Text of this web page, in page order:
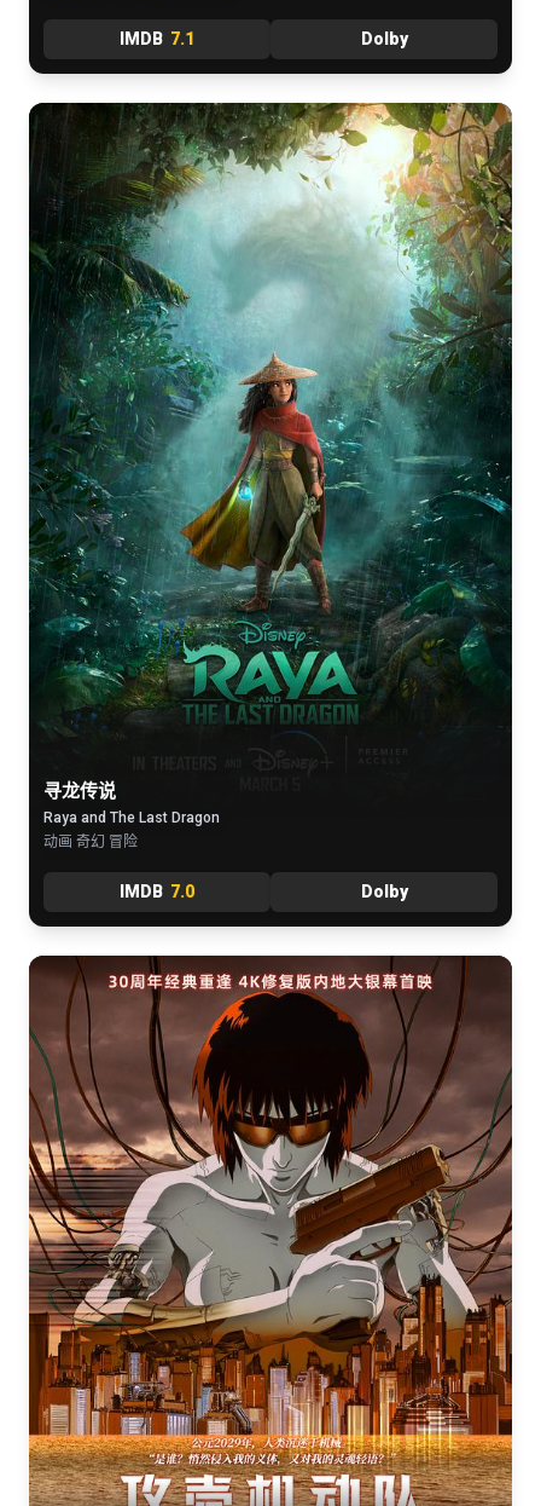
IMDB 7.1 Dolby
寻龙传说
Raya and The Last Dragon
动画 奇幻 冒险
IMDB 7.0 Dolby